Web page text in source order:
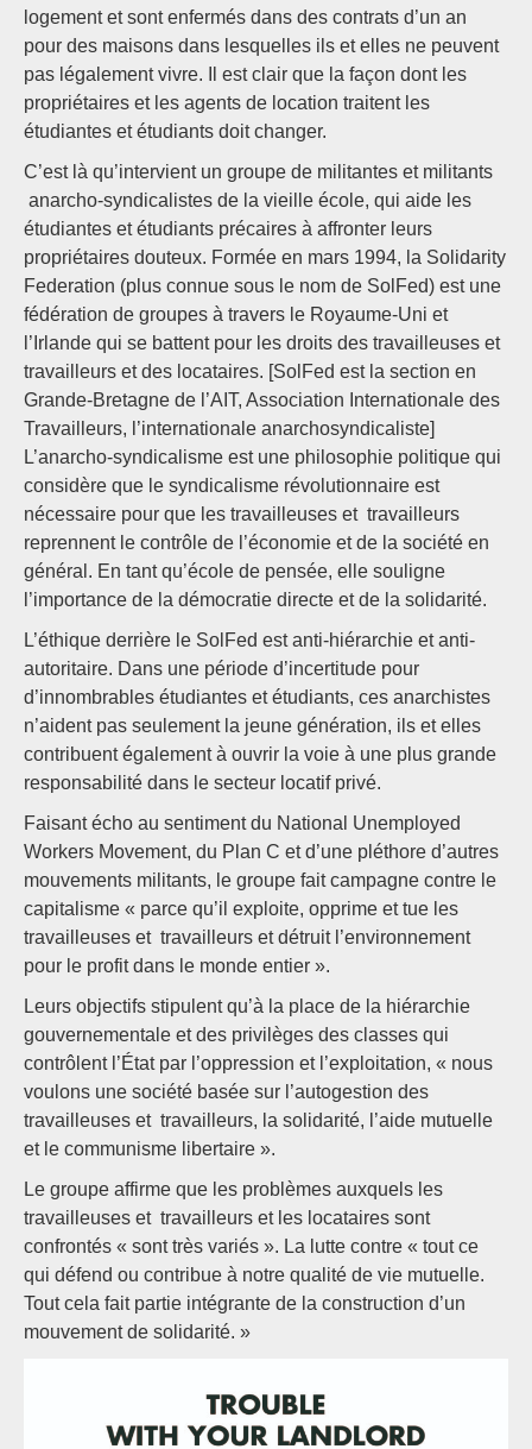
logement et sont enfermés dans des contrats d’un an
pour des maisons dans lesquelles ils et elles ne peuvent
pas légalement vivre. Il est clair que la façon dont les
propriétaires et les agents de location traitent les
étudiantes et étudiants doit changer.
C’est là qu’intervient un groupe de militantes et militants
anarcho-syndicalistes de la vieille école, qui aide les
étudiantes et étudiants précaires à affronter leurs
propriétaires douteux. Formée en mars 1994, la Solidarity
Federation (plus connue sous le nom de SolFed) est une
fédération de groupes à travers le Royaume-Uni et
l’Irlande qui se battent pour les droits des travailleuses et
travailleurs et des locataires. [SolFed est la section en
Grande-Bretagne de l’AIT, Association Internationale des
Travailleurs, l’internationale anarchosyndicaliste]
L’anarcho-syndicalisme est une philosophie politique qui
considère que le syndicalisme révolutionnaire est
nécessaire pour que les travailleuses et travailleurs
reprennent le contrôle de l’économie et de la société en
général. En tant qu’école de pensée, elle souligne
l’importance de la démocratie directe et de la solidarité.
L’éthique derrière le SolFed est anti-hiérarchie et anti-
autoritaire. Dans une période d’incertitude pour
d’innombrables étudiantes et étudiants, ces anarchistes
n’aident pas seulement la jeune génération, ils et elles
contribuent également à ouvrir la voie à une plus grande
responsabilité dans le secteur locatif privé.
Faisant écho au sentiment du National Unemployed
Workers Movement, du Plan C et d’une pléthore d’autres
mouvements militants, le groupe fait campagne contre le
capitalisme « parce qu’il exploite, opprime et tue les
travailleuses et travailleurs et détruit l’environnement
pour le profit dans le monde entier ».
Leurs objectifs stipulent qu’à la place de la hiérarchie
gouvernementale et des privilèges des classes qui
contrôlent l’État par l’oppression et l’exploitation, « nous
voulons une société basée sur l’autogestion des
travailleuses et travailleurs, la solidarité, l’aide mutuelle
et le communisme libertaire ».
Le groupe affirme que les problèmes auxquels les
travailleuses et travailleurs et les locataires sont
confrontés « sont très variés ». La lutte contre « tout ce
qui défend ou contribue à notre qualité de vie mutuelle.
Tout cela fait partie intégrante de la construction d’un
mouvement de solidarité. »